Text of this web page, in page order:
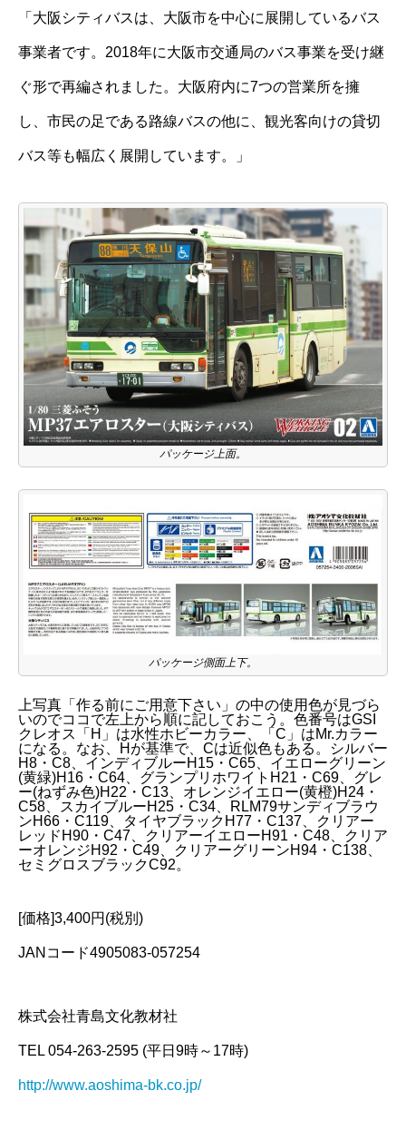
「大阪シティバスは、大阪市を中心に展開しているバス
事業者です。2018年に大阪市交通局のバス事業を受け継
ぐ形で再編されました。大阪府内に7つの営業所を擁
し、市民の足である路線バスの他に、観光客向けの貸切
バス等も幅広く展開しています。」
パッケージ上面。
パッケージ側面上下。
上写真「作る前にご用意下さい」の中の使用色が見づら
いのでココで左上から順に記しておこう。色番号はGSI
クレオス「H」は水性ホビーカラー、「C」はMr.カラー
になる。なお、Hが基準で、Cは近似色もある。シルバー
H8・C8、インディブルーH15・C65、イエローグリーン
(黄緑)H16・C64、グランプリホワイトH21・C69、グレ
ー(ねずみ色)H22・C13、オレンジイエロー(黄橙)H24・
C58、スカイブルーH25・C34、RLM79サンディブラウ
ンH66・C119、タイヤブラックH77・C137、クリアー
レッドH90・C47、クリアーイエローH91・C48、クリア
ーオレンジH92・C49、クリアーグリーンH94・C138、
セミグロスブラックC92。
[価格]3,400円(税別)
JANコード4905083-057254
株式会社青島文化教材社
TEL 054-263-2595 (平日9時～17時)
http://www.aoshima-bk.co.jp/